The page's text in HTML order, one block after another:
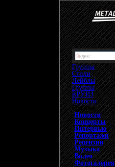
Группы
Стили
Лейблы
Группы»
КРУИЗ»
Новости
Группа
Новости
Концерты
Интервью
Репортажи
Рецензии
Музыка
Видео
Фотогалерея